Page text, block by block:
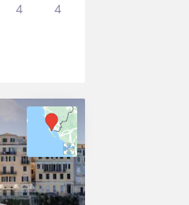
4 4